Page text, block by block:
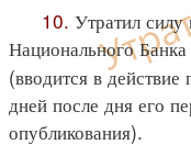
10. Утратил
Национального
(вводится в
дней после дня его
опубликования).